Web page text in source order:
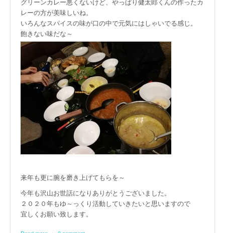
グリーンカレー悪くないけど、やっぱり健太郎くんの作ったカ
レーの方が美味しいね。
いろんなスパイスの味が口の中で元気にはしゃいでる感じ。
飽きない味だな～
来年も更に腕を磨き上げてもらを～
今年も沢山お世話になりありがとうございました。
２０２０年もゆ～っくり活動していきたいと思いますので
宜しくお願い致します。